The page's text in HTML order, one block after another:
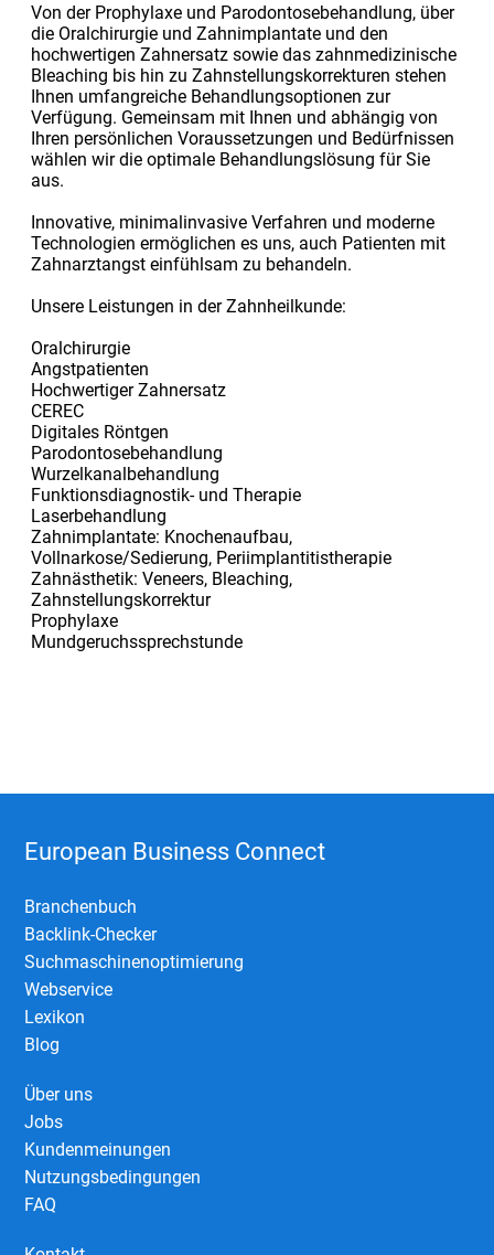
Von der Prophylaxe und Parodontosebehandlung, über
die Oralchirurgie und Zahnimplantate und den
hochwertigen Zahnersatz sowie das zahnmedizinische
Bleaching bis hin zu Zahnstellungskorrekturen stehen
Ihnen umfangreiche Behandlungsoptionen zur
Verfügung. Gemeinsam mit Ihnen und abhängig von
Ihren persönlichen Voraussetzungen und Bedürfnissen
wählen wir die optimale Behandlungslösung für Sie
aus.
Innovative, minimalinvasive Verfahren und moderne
Technologien ermöglichen es uns, auch Patienten mit
Zahnarztangst einfühlsam zu behandeln.
Unsere Leistungen in der Zahnheilkunde:
Oralchirurgie
Angstpatienten
Hochwertiger Zahnersatz
CEREC
Digitales Röntgen
Parodontosebehandlung
Wurzelkanalbehandlung
Funktionsdiagnostik- und Therapie
Laserbehandlung
Zahnimplantate: Knochenaufbau,
Vollnarkose/Sedierung, Periimplantitistherapie
Zahnästhetik: Veneers, Bleaching,
Zahnstellungskorrektur
Prophylaxe
Mundgeruchssprechstunde
European Business Connect
Branchenbuch
Backlink-Checker
Suchmaschinenoptimierung
Webservice
Lexikon
Blog
Über uns
Jobs
Kundenmeinungen
Nutzungsbedingungen
FAQ